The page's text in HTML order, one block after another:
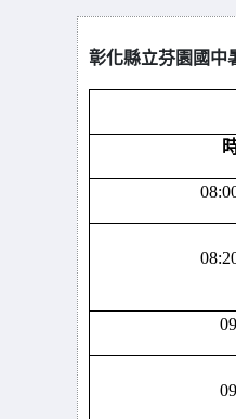
彰化縣立芬園國中